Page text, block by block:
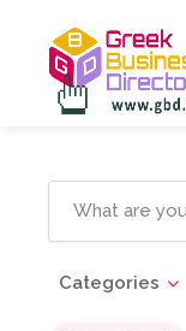
Categories